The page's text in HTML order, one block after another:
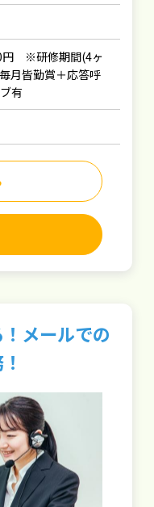
円 ※研修期間(4ヶ
皆勤賞＋応答呼
有
メールでの